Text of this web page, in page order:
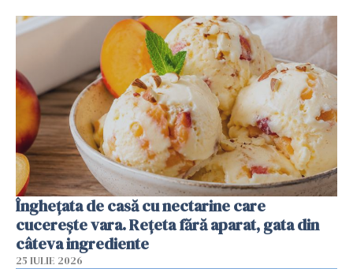
Înghețata de casă cu nectarine care
cucerește vara. Rețeta fără aparat, gata din
câteva ingrediente
25 IULIE 2026